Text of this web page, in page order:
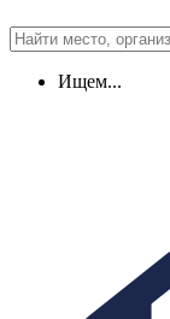
Ищем...